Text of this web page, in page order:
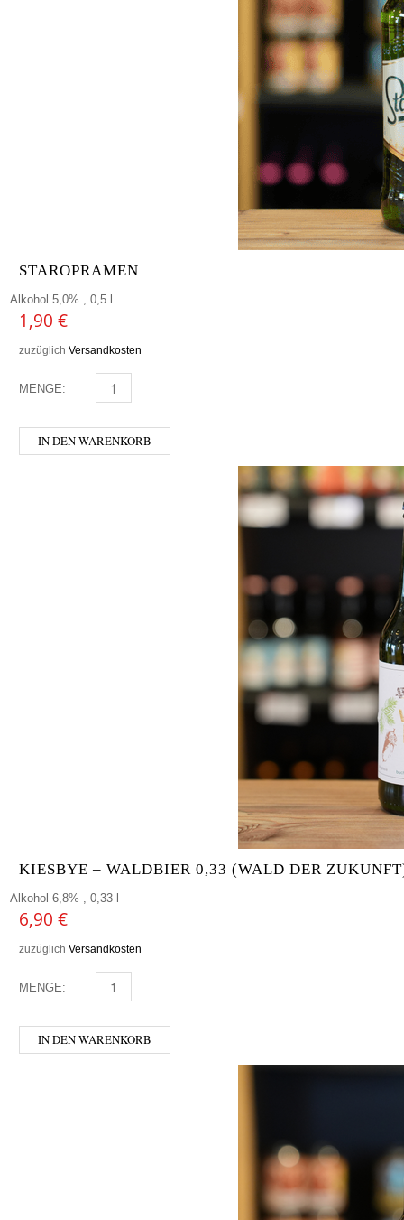
STAROPRAMEN
Alkohol 5,0% , 0,5 l
1,90 €
zuzüglich Versandkosten
MENGE: STAROPRAMEN MENGE
IN DEN WARENKORB
KIESBYE – WALDBIER 0,33 (WALD DER
Alkohol 6,8% , 0,33 l
6,90 €
zuzüglich Versandkosten
MENGE: KIESBYE - WALDBIER 0,33 (WALD DER ZUKUNFT)
IN DEN WARENKORB